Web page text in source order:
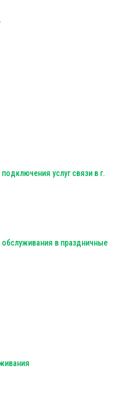
услуг связи в г.
в праздничные